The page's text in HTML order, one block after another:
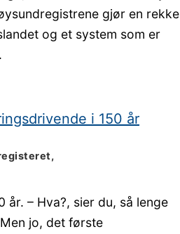
gjør en rekke
og et system som er
i 150 år
år. – Hva?, sier du, så lenge
jo, det første